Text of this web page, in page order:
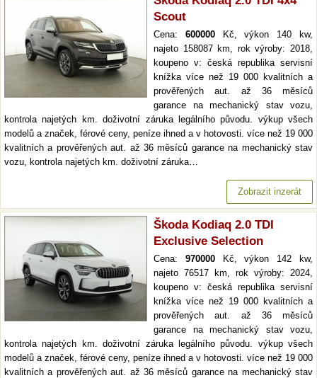
Scout
Cena: 600000Kč, výkon 140 kw,
najeto 158087 km, rok výroby: 2018,
koupeno v: česká republika servisní
knížka více než 19 000 kvalitních a
prověřených aut. až 36 měsíců
garance na mechanický stav vozu,
kontrola najetých km. doživotní záruka legálního původu. výkup všech
modelů a značek, férové ceny, peníze ihned a v hotovosti. více než 19 000
kvalitních a prověřených aut. až 36 měsíců garance na mechanický stav
vozu, kontrola najetých km. doživotní záruka…
Zobrazit inzerát
Škoda Kodiaq 2.0 TDI
Exclusive Selection
Cena: 970000Kč, výkon 142 kw,
najeto 76517 km, rok výroby: 2024,
koupeno v: česká republika servisní
knížka více než 19 000 kvalitních a
prověřených aut. až 36 měsíců
garance na mechanický stav vozu,
kontrola najetých km. doživotní záruka legálního původu. výkup všech
modelů a značek, férové ceny, peníze ihned a v hotovosti. více než 19 000
kvalitních a prověřených aut. až 36 měsíců garance na mechanický stav